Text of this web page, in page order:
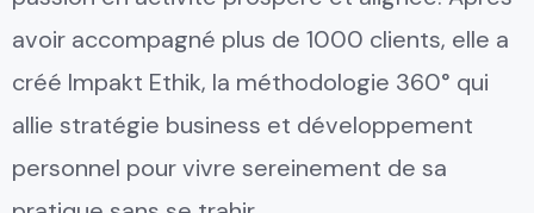
avoir accompagné plus de 1000 clients, elle a
créé Impakt Ethik, la méthodologie 360° qui
allie stratégie business et développement
personnel pour vivre sereinement de sa